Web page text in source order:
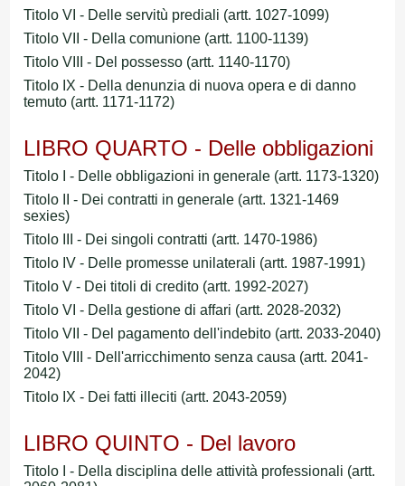
Titolo VI - Delle servitù prediali (artt. 1027-1099)
Titolo VII - Della comunione (artt. 1100-1139)
Titolo VIII - Del possesso (artt. 1140-1170)
Titolo IX - Della denunzia di nuova opera e di danno
temuto (artt. 1171-1172)
LIBRO QUARTO - Delle obbligazioni
Titolo I - Delle obbligazioni in generale (artt. 1173-1320)
Titolo II - Dei contratti in generale (artt. 1321-1469
sexies)
Titolo III - Dei singoli contratti (artt. 1470-1986)
Titolo IV - Delle promesse unilaterali (artt. 1987-1991)
Titolo V - Dei titoli di credito (artt. 1992-2027)
Titolo VI - Della gestione di affari (artt. 2028-2032)
Titolo VII - Del pagamento dell'indebito (artt. 2033-2040)
Titolo VIII - Dell'arricchimento senza causa (artt. 2041-
2042)
Titolo IX - Dei fatti illeciti (artt. 2043-2059)
LIBRO QUINTO - Del lavoro
Titolo I - Della disciplina delle attività professionali (artt.